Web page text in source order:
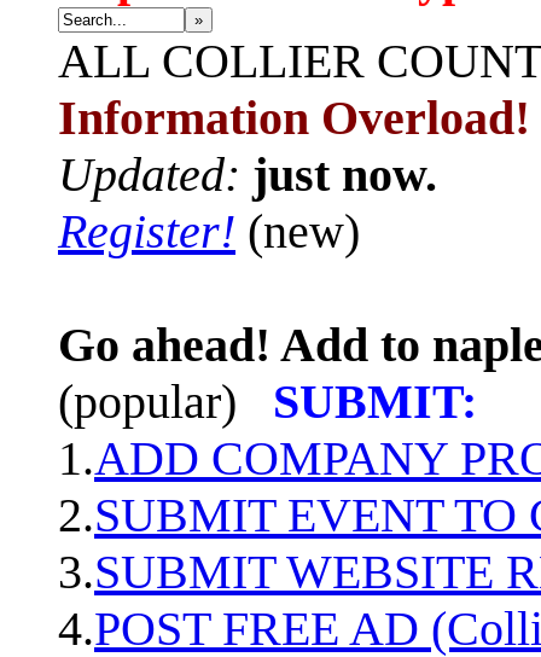
»
ALL COLLIER
Information Overload!
Updated: just now.
Register! (new)
Go ahead! Add to
(popular)
SUBMIT:
1.ADD COMPANY
2.SUBMIT EVENT TO
3.SUBMIT WEBSITE
4.POST FREE AD